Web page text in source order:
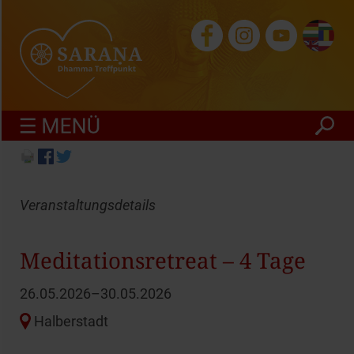
finden
Veranstaltungsdetails
Meditationsretreat – 4 Tage
26.05.2026–30.05.2026
Halberstadt